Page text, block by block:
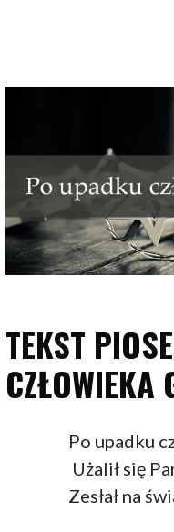
TEKST
CZŁOWIEKA
Po upadku
Użalił się
Zesłał na